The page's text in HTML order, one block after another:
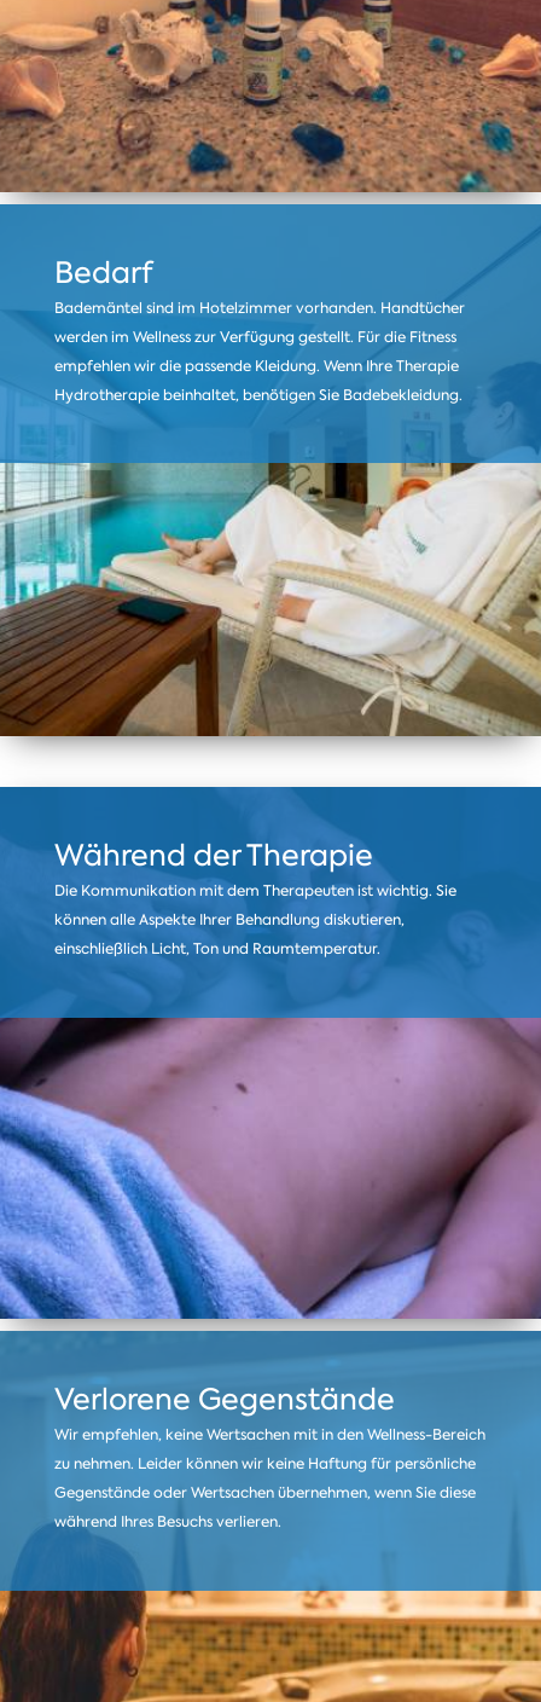
Bedarf
Bademäntel sind im Hotelzimmer vorhanden. Handtücher
werden im Wellness zur Verfügung gestellt. Für die Fitness
empfehlen wir die passende Kleidung. Wenn Ihre Therapie
Hydrotherapie beinhaltet, benötigen Sie Badebekleidung.
Während der Therapie
Die Kommunikation mit dem Therapeuten ist wichtig. Sie
können alle Aspekte Ihrer Behandlung diskutieren,
einschließlich Licht, Ton und Raumtemperatur.
Verlorene Gegenstände
Wir empfehlen, keine Wertsachen mit in den Wellness-Bereich
zu nehmen. Leider können wir keine Haftung für persönliche
Gegenstände oder Wertsachen übernehmen, wenn Sie diese
während Ihres Besuchs verlieren.